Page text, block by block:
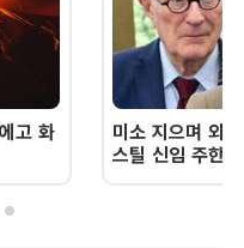
고 화
미소 지으며 외
스틸 신임 주한